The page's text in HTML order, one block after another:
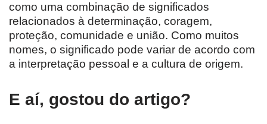
como uma combinação de significados
relacionados à determinação, coragem,
proteção, comunidade e união. Como muitos
nomes, o significado pode variar de acordo com
a interpretação pessoal e a cultura de origem.
E aí, gostou do artigo?